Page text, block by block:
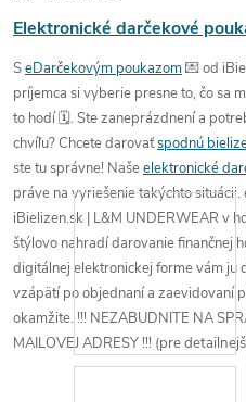
Elektronické darčekové
SeDarčekovým poukazom💌 od
príjemca si vyberie presne to, čo sa
to hodí🗓️. Stezaneprázdnenía
chvíľu?Chcete darovaťspodnú
ste tu správne! Našeelektronické
práve na vyriešenie takýchto situácii.
iBielizen.sk | L&M UNDERWEAR v
štýlovo nahradídarovaniefinančnej
digitálnej elektronickej forme vám ju
vzápätí po objednanía zaevidovaní
okamžite. !!! NEZABUDNITE NA
MAILOVEJ ADRESY!!! (pre